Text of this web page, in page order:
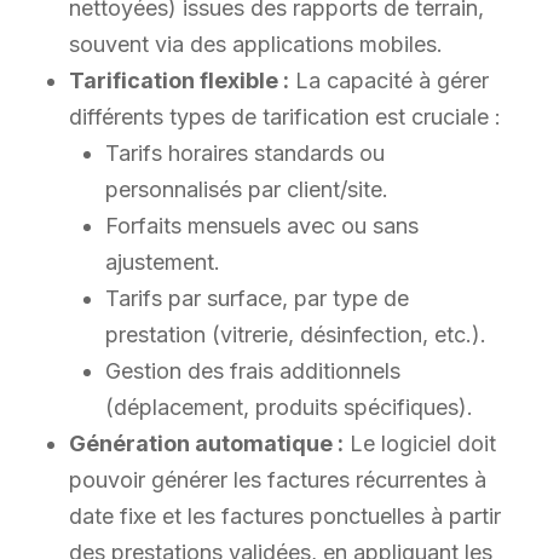
nettoyées) issues des rapports de terrain,
souvent via des applications mobiles.
Tarification flexible : La capacité à gérer
différents types de tarification est cruciale :
Tarifs horaires standards ou
personnalisés par client/site.
Forfaits mensuels avec ou sans
ajustement.
Tarifs par surface, par type de
prestation (vitrerie, désinfection, etc.).
Gestion des frais additionnels
(déplacement, produits spécifiques).
Génération automatique : Le logiciel doit
pouvoir générer les factures récurrentes à
date fixe et les factures ponctuelles à partir
des prestations validées, en appliquant les